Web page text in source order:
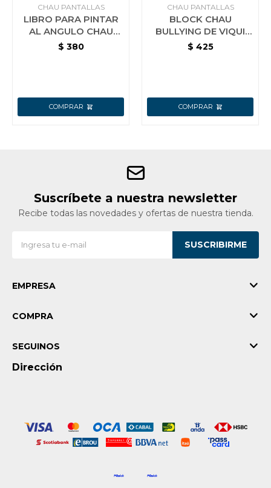
CHAU PANTALLAS
LIBRO PARA PINTAR
AL ANGULO CHAU
PANTALLA
$ 380
CHAU PANTALLAS
BLOCK CHAU
BULLYING DE VIQUI
DURAN. SERIE CHAU
$ 425
Suscríbete a nuestra newsletter
Recibe todas las novedades y ofertas de nuestra tienda.
SUSCRIBIRME
EMPRESA
COMPRA
Dirección
SEGUINOS